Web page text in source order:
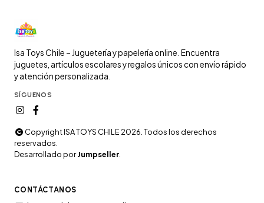
Isa Toys Chile – Juguetería y papelería online. Encuentra
juguetes, artículos escolares y regalos únicos con envío rápido
y atención personalizada.
SÍGUENOS
Copyright ISA TOYS CHILE 2026. Todos los derechos
reservados.
Desarrollado porJumpseller
CONTÁCTANOS